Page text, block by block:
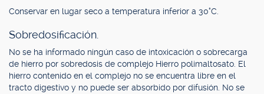
Conservar en lugar seco a temperatura inferior a 30°C.
Sobredosificación.
No se ha informado ningún caso de intoxicación o sobrecarga
de hierro por sobredosis de complejo Hierro polimaltosato. El
hierro contenido en el complejo no se encuentra libre en el
tracto digestivo y no puede ser absorbido por difusión. No se